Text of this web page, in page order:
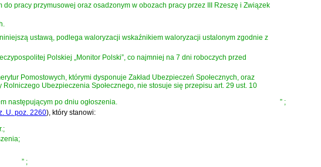
pracy przymusowej oraz osadzonym w obozach pracy przez III Rzeszę i Związek
ustawą, podlega waloryzacji wskaźnikiem waloryzacji ustalonym zgodnie z
Polskiej „Monitor Polski”, co najmniej na 7 dni roboczych przed
Pomostowych, którymi dysponuje Zakład Ubezpieczeń Społecznych, oraz
Ubezpieczenia Społecznego, nie stosuje się przepisu art. 29 ust. 10
następującym po dniu ogłoszenia. ” ;
U. poz. 2260) , który stanowi:
” ;